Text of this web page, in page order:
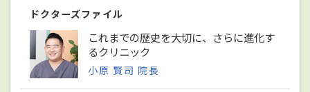
ドクターズファイル
これまでの歴史を大切に、さらに進化す
るクリニック
小原 賢司 院長